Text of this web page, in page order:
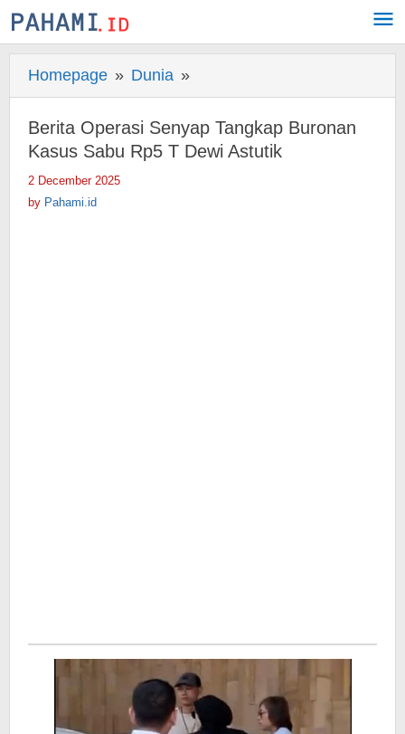
Skip
to
Homepage » Dunia »
Operasi
Senyap
Tangkap
Berita Operasi Senyap Tangkap Buronan
Kasus Sabu Rp5 T Dewi Astutik
2 December 2025
by Pahami.id